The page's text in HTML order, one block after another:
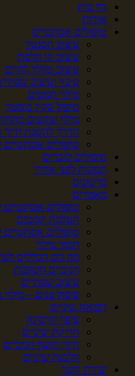
דף בית
אודות
טיפולים אסתטיים
עיצוב הסנטר
עיצוב קו הלסת
עיצוב ומילוי לחיים
עיבוי ועיצוב
מילוי קמטים
טיפול סקין בוסטר
מילוי שקעים מתחת
הדרך להשגת חיוך
טיפולים אסתטיים
טיפולים לגברים
תמונות לפני אחרי
סרטונים
מאמרים
טיפולים אסתטיים
העלמת קמטים
טיפולים אסתטיים
חומר מילוי
מה הם הכללים
חניכיים חשופות
עיצוב שפתיים
פיסול פנים –
רפואת שיניים
ציפוי חרסינה
חריקת שיניים
חיוך חושף חניכיים
הלבנת שיניים
יצירת קשר